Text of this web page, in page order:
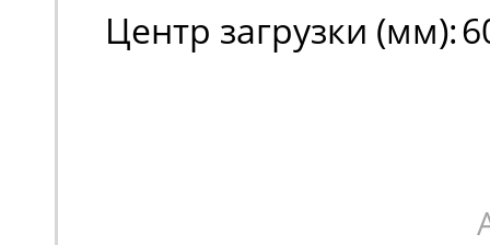
Центр загрузки (мм):